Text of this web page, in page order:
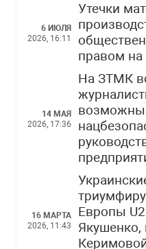
6 ИЮЛЯ
2026, 16:11
Утечки
правом на
14 МАЯ
2026, 17:36
На ЗТМК
16 МАРТА
2026, 11:43
Европы